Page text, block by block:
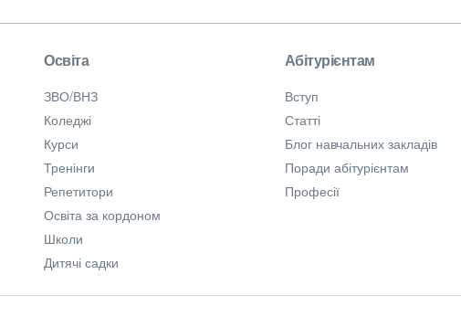
Освіта
ЗВО/ВНЗ
Коледжі
Курси
Тренінги
Репетитори
Освіта за кордоном
Школи
Дитячі садки
Абітурієнтам
Вступ
Статті
Блог навчальних закладів
Поради абітурієнтам
Професії